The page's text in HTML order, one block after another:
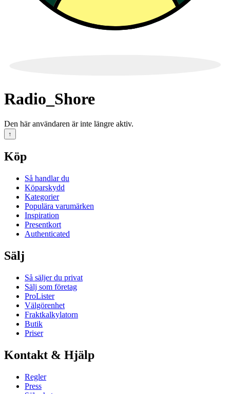
Radio_Shore
Den här användaren är inte längre aktiv.
↑
Köp
Så handlar du
Köparskydd
Kategorier
Populära varumärken
Inspiration
Presentkort
Authenticated
Sälj
Så säljer du privat
Sälj som företag
ProLister
Välgörenhet
Fraktkalkylatorn
Butik
Priser
Kontakt & Hjälp
Regler
Press